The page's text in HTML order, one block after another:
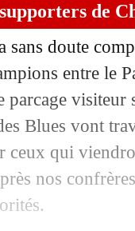
de
sans doute
entre le
parcage
Blues vont
ceux qui
nos
pour
M€ pour le
jamais senti
vraiment Messi
pour